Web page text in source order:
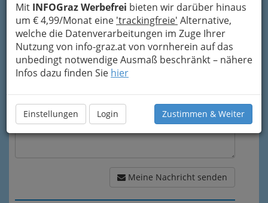
Mit INFOGraz Werbefrei bieten wir darüber hinaus
um € 4,99/Monat eine 'trackingfreie' Alternative,
welche die Datenverarbeitungen im Zuge Ihrer
Nutzung von info-graz.at von vornherein auf das
unbedingt notwendige Ausmaß beschränkt – nähere
Infos dazu finden Sie hier
Einstellungen Login Zustimmen & Weiter
Meine Nachricht
Meine Nachricht senden